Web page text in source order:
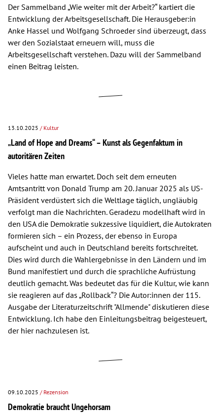
Der Sammelband „Wie weiter mit der Arbeit?“ kartiert die
Entwicklung der Arbeitsgesellschaft. Die Herausgeber:in
Anke Hassel und Wolfgang Schroeder sind überzeugt, dass
wer den Sozialstaat erneuern will, muss die
Arbeitsgesellschaft verstehen. Dazu will der Sammelband
einen Beitrag leisten.
13.10.2025 / Kultur
„Land of Hope and Dreams“ – Kunst als Gegenfaktum in
autoritären Zeiten
Vieles hatte man erwartet. Doch seit dem erneuten
Amtsantritt von Donald Trump am 20. Januar 2025 als US-
Präsident verdüstert sich die Weltlage täglich, ungläubig
verfolgt man die Nachrichten. Geradezu modellhaft wird in
den USA die Demokratie sukzessive liquidiert, die Autokraten
formieren sich – ein Prozess, der ebenso in Europa
aufscheint und auch in Deutschland bereits fortschreitet.
Dies wird durch die Wahlergebnisse in den Ländern und im
Bund manifestiert und durch die sprachliche Aufrüstung
deutlich gemacht. Was bedeutet das für die Kultur, wie kann
sie reagieren auf das „Rollback“? Die Autor:innen der 115.
Ausgabe der Literaturzeitschrift "Allmende" diskutieren diese
Entwicklung. Ich habe den Einleitungsbeitrag beigesteuert,
der hier nachzulesen ist.
09.10.2025 / Rezension
Demokratie braucht Ungehorsam